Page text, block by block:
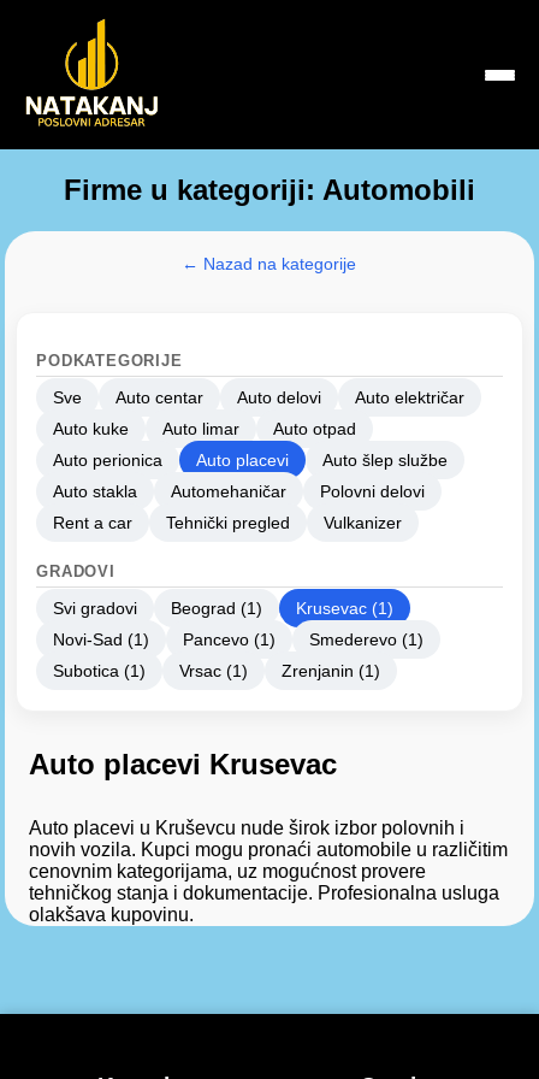
Firme u kategoriji: Automobili
← Nazad na kategorije
PODKATEGORIJE
Sve Auto centar Auto delovi
Auto električar
Auto kuke
Auto limar
Auto otpad
Auto perionica
Auto placevi
Auto šlep službe
Auto stakla
Automehaničar
Polovni delovi
Rent a car
Tehnički pregled Vulkanizer
GRADOVI
Svi gradovi Beograd (1)
Krusevac (1)
Novi-Sad (1)
Pancevo (1)
Smederevo (1)
Subotica (1)
Vrsac (1) Zrenjanin (1)
Auto placevi Krusevac
Auto placevi u Kruševcu nude širok izbor polovnih i
novih vozila. Kupci mogu pronaći automobile u različitim
cenovnim kategorijama, uz mogućnost provere
tehničkog stanja i dokumentacije. Profesionalna usluga
olakšava kupovinu.